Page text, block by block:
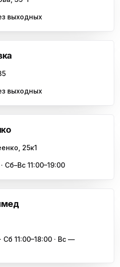
35
Запад
35-1
38к4
87-3
в Колпино
28, Всеволожск
выходных
выходных
25к1
Сб–Вс 11:00–19:00
Сб 11:00–18:00 · Вс —